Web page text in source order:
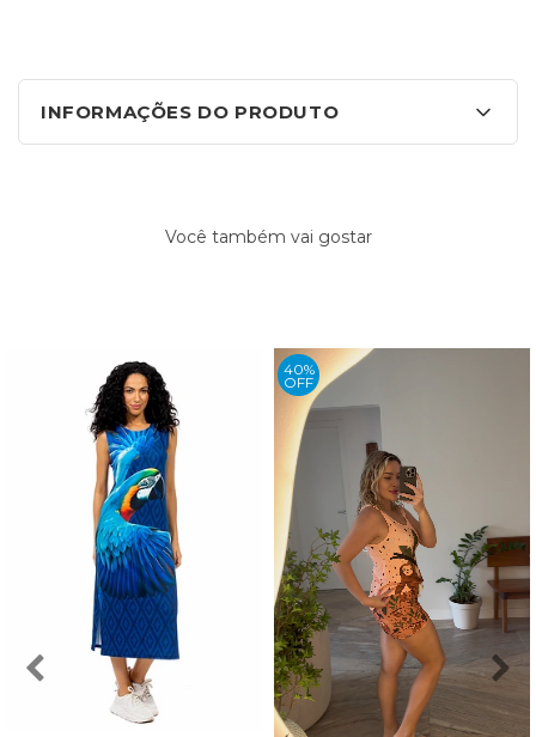
INFORMAÇÕES DO PRODUTO
Você também vai gostar
40%
OFF